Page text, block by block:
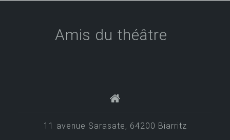
Amis du théâtre
11 avenue Sarasate, 64200 Biarritz